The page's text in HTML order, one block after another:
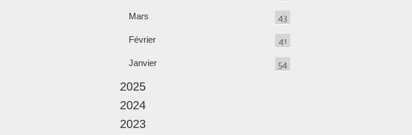
Mars 43
Février 41
Janvier 54
2025
2024
2023